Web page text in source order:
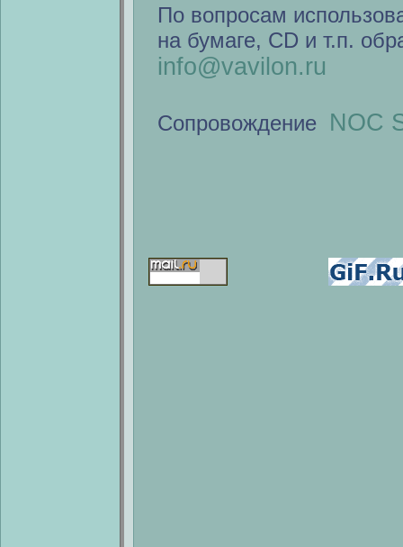
По вопросам
на бумаге, CD и т.п.
info@vavilon.ru
Сопровождение NOC